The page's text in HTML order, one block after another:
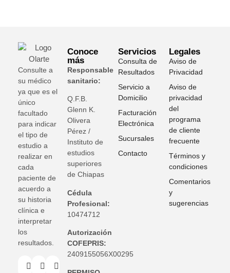
Consulte a
su médico
ya que es el
único
facultado
para indicar
el tipo de
estudio a
realizar en
cada
paciente de
acuerdo a
su historia
clínica e
interpretar
los
resultados.
Conoce
más
Responsable
sanitario:
Q.F.B.
Glenn K.
Olivera
Pérez /
Instituto de
estudios
superiores
de Chiapas
Cédula
Profesional:
10474712
Autorización
COFEPRIS:
2409155056X00295
Servicios
Consulta de
Resultados
Servicio a
Domicilio
Facturación
Electrónica
Sucursales
Contacto
Legales
Aviso de
Privacidad
Aviso de
privacidad
del
programa
de cliente
frecuente
Términos y
condiciones
Comentarios
y
sugerencias